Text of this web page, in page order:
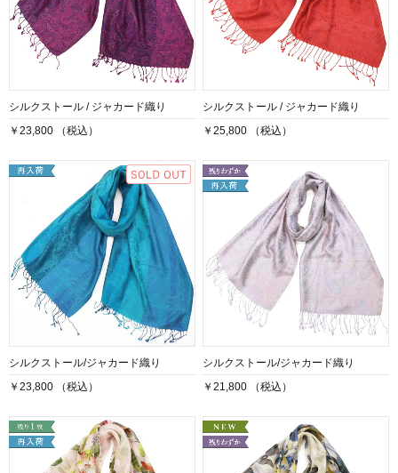
シルクストール / ジャカード織り
￥23,800 （税込）
シルクストール / ジャカード織り
￥25,800 （税込）
シルクストール/ジャカード織り
￥23,800 （税込）
シルクストール/ジャカード織り
￥21,800 （税込）